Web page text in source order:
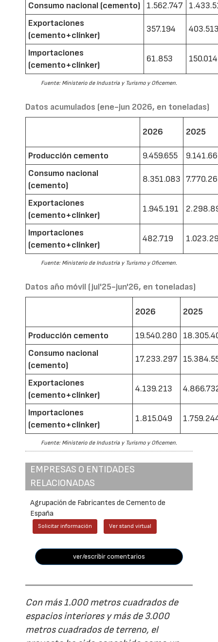
Consumo nacional (cemento)
1.562.747
Exportaciones
(cemento+clínker)
357.194
Importaciones
(cemento+clínker)
61.853 150.014
Fuente: Ministerio de Industria y Turismo y Oficemen.
Datos acumulados (ene-jun 2026, en toneladas)
2026 2025
Producción cemento 9.459.655
Consumo nacional
(cemento)
8.351.083
Exportaciones
(cemento+clínker)
1.945.191
Importaciones
(cemento+clínker)
482.719
Fuente: Ministerio de Industria y Turismo y Oficemen.
Datos año móvil (jul'25-jun'26, en toneladas)
2026 2025
Producción cemento 19.540.280
Consumo nacional
(cemento)
17.233.297
Exportaciones
(cemento+clínker)
4.139.213
Importaciones
(cemento+clínker)
1.815.049
Fuente: Ministerio de Industria y Turismo y Oficemen.
EMPRESAS O ENTIDADES
RELACIONADAS
Agrupación de Fabricantes de Cemento de
España
Solicitar información Ver stand virtual
ver/escribir comentarios
Con más 1.000 metros cuadrados de
espacios interiores y más de 3.000
metros cuadrados de terreno, el